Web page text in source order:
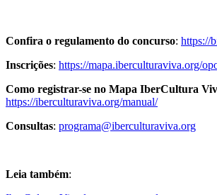
Confira o regulamento do concurso: https://
Inscrições: https://mapa.iberculturaviva.org/
Como registrar-se no Mapa IberCultura
https://iberculturaviva.org/manual/
Consultas: programa@iberculturaviva.org
Leia também: